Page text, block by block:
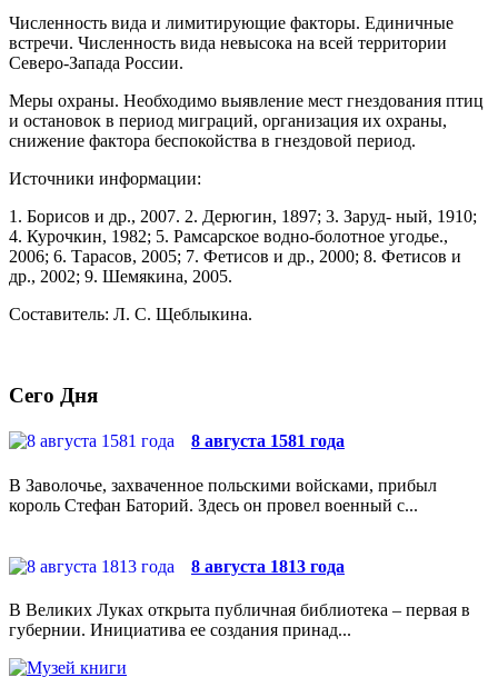
Численность вида и лимитирующие факто­ры. Единичные
встречи. Численность вида невысо­ка на всей территории
Северо-Запада России.
Меры охраны. Необходимо выявление мест гнездования птиц
и остановок в период миграций, организация их охраны,
снижение фактора беспокой­ства в гнездовой период.
Источники информации:
1. Борисов и др., 2007. 2. Дерюгин, 1897; 3. Заруд- ный, 1910;
4. Курочкин, 1982; 5. Рамсарское водно-бо­лотное угодье.,
2006; 6. Тарасов, 2005; 7. Фетисов и др., 2000; 8. Фетисов и
др., 2002; 9. Шемякина, 2005.
Составитель: Л. С. Щеблыкина.
Сего Дня
8 августа 1581 года
В Заволочье, захваченное польскими войсками, прибыл
король Стефан Баторий. Здесь он провел военный с...
8 августа 1813 года
В Великих Луках открыта публичная библиотека – первая в
губернии. Инициатива ее создания принад...